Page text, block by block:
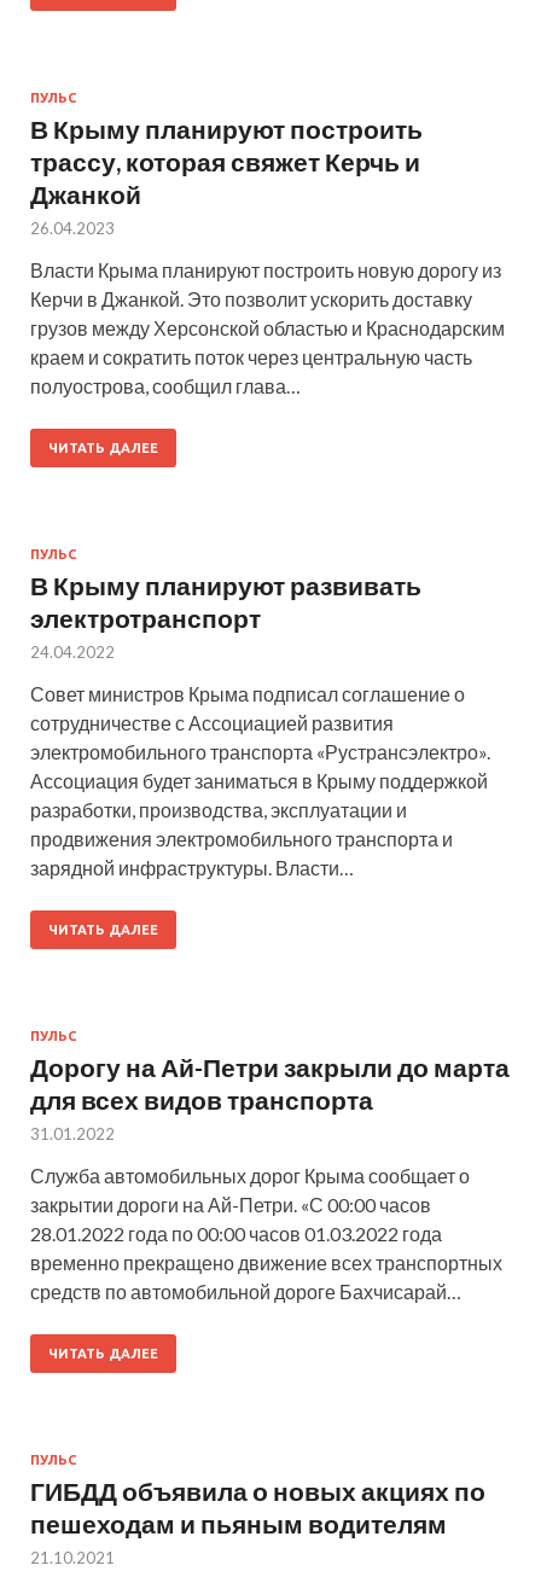
ПУЛЬС
В Крыму планируют построить
трассу, которая свяжет Керчь и
Джанкой
26.04.2023
Власти Крыма планируют построить новую дорогу из
Керчи в Джанкой. Это позволит ускорить доставку
грузов между Херсонской областью и Краснодарским
краем и сократить поток через центральную часть
полуострова, сообщил глава…
ЧИТАТЬ ДАЛЕЕ
ПУЛЬС
В Крыму планируют развивать
электротранспорт
24.04.2022
Совет министров Крыма подписал соглашение о
сотрудничестве с Ассоциацией развития
электромобильного транспорта «Рустрансэлектро».
Ассоциация будет заниматься в Крыму поддержкой
разработки, производства, эксплуатации и
продвижения электромобильного транспорта и
зарядной инфраструктуры. Власти…
ЧИТАТЬ ДАЛЕЕ
ПУЛЬС
Дорогу на Ай-Петри закрыли до марта
для всех видов транспорта
31.01.2022
Служба автомобильных дорог Крыма сообщает о
закрытии дороги на Ай-Петри. «С 00:00 часов
28.01.2022 года по 00:00 часов 01.03.2022 года
временно прекращено движение всех транспортных
средств по автомобильной дороге Бахчисарай…
ЧИТАТЬ ДАЛЕЕ
ПУЛЬС
ГИБДД объявила о новых акциях по
пешеходам и пьяным водителям
21.10.2021